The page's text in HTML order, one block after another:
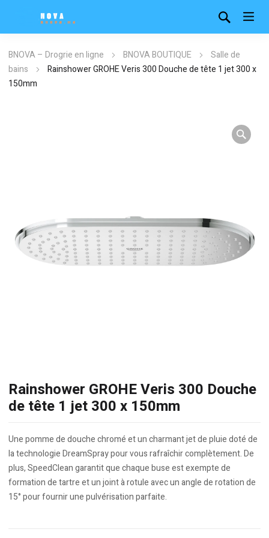
BNOVA – Drogrie en ligne BNOVA BOUTIQUE
Salle de
bains
Rainshower GROHE Veris 300 Douche de tête 1 jet 300 x
150mm
Rainshower GROHE Veris 300 Douche
de tête 1 jet 300 x 150mm
Une pomme de douche chromé et un charmant jet de pluie doté de
la technologie DreamSpray pour vous rafraîchir complètement. De
plus, SpeedClean garantit que chaque buse est exempte de
formation de tartre et un joint à rotule avec un angle de rotation de
15° pour fournir une pulvérisation parfaite.